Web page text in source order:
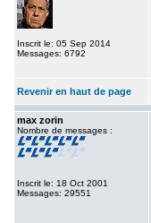
Inscrit le: 05 Sep 2014
Messages: 6792
Revenir en haut de page
max zorin
Nombre de messages :
Inscrit le: 18 Oct 2001
Messages: 29551